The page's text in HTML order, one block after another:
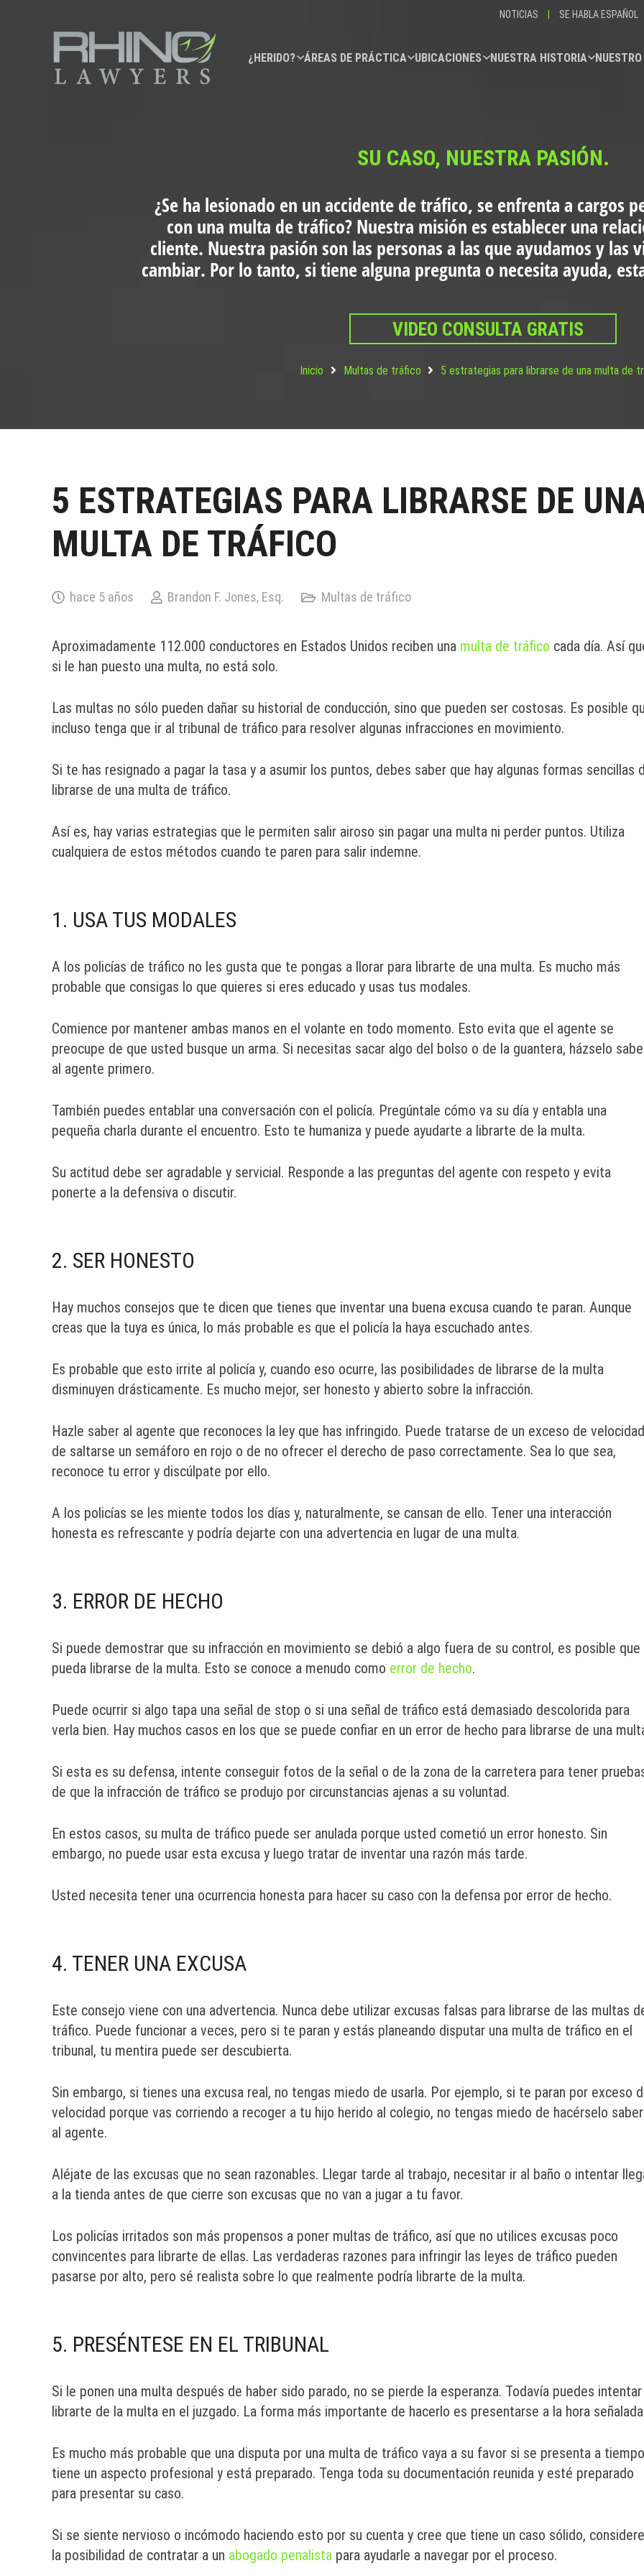
NOTICIAS | SE HABLA ESPAÑOL
¿HERIDO? ÁREAS DE PRÁCTICA UBICACIONES NUESTRA HISTORIA
SU CASO, NUESTRA PASIÓN.
¿Se ha lesionado en un accidente de tráfico, se enfrenta a cargos
con una multa de tráfico?Nuestra misión es establecer una
cliente. Nuestra pasión son las personas a las que ayudamos y las
cambiar. Por lo tanto, si tiene alguna pregunta o necesita ayuda,
VIDEO CONSULTA GRATIS
Inicio Multas de tráfico 5 estrategias para librarse de una multa de
5 ESTRATEGIAS PARA LIBRARSE DE
MULTA DE TRÁFICO
hace 5 años Brandon F. Jones, Esq. Multas de tráfico
Aproximadamente 112.000 conductores en Estados Unidos reciben una multa de tráfico cada día. Así
si le han puesto una multa, no está solo.
Las multas no sólo pueden dañar su historial de conducción, sino que pueden ser costosas. Es posible
incluso tenga que ir al tribunal de tráfico para resolver algunas infracciones en movimiento.
Si te has resignado a pagar la tasa y a asumir los puntos, debes saber que hay algunas formas sencillas
librarse de una multa de tráfico.
Así es, hay varias estrategias que le permiten salir airoso sin pagar una multa ni perder puntos. Utiliza
cualquiera de estos métodos cuando te paren para salir indemne.
1. USA TUS MODALES
A los policías de tráfico no les gusta que te pongas a llorar para librarte de una multa. Es mucho más
probable que consigas lo que quieres si eres educado y usas tus modales.
Comience por mantener ambas manos en el volante en todo momento. Esto evita que el agente se
preocupe de que usted busque un arma. Si necesitas sacar algo del bolso o de la guantera, házselo
al agente primero.
También puedes entablar una conversación con el policía. Pregúntale cómo va su día y entabla una
pequeña charla durante el encuentro. Esto te humaniza y puede ayudarte a librarte de la multa.
Su actitud debe ser agradable y servicial. Responde a las preguntas del agente con respeto y evita
ponerte a la defensiva o discutir.
2. SER HONESTO
Hay muchos consejos que te dicen que tienes que inventar una buena excusa cuando te paran. Aunque
creas que la tuya es única, lo más probable es que el policía la haya escuchado antes.
Es probable que esto irrite al policía y, cuando eso ocurre, las posibilidades de librarse de la multa
disminuyen drásticamente. Es mucho mejor, ser honesto y abierto sobre la infracción.
Hazle saber al agente que reconoces la ley que has infringido. Puede tratarse de un exceso de
de saltarse un semáforo en rojo o de no ofrecer el derecho de paso correctamente. Sea lo que sea,
reconoce tu error y discúlpate por ello.
A los policías se les miente todos los días y, naturalmente, se cansan de ello. Tener una interacción
honesta es refrescante y podría dejarte con una advertencia en lugar de una multa.
3. ERROR DE HECHO
Si puede demostrar que su infracción en movimiento se debió a algo fuera de su control, es posible que
pueda librarse de la multa. Esto se conoce a menudo como error de hecho.
Puede ocurrir si algo tapa una señal de stop o si una señal de tráfico está demasiado descolorida para
verla bien. Hay muchos casos en los que se puede confiar en un error de hecho para librarse de una
Si esta es su defensa, intente conseguir fotos de la señal o de la zona de la carretera para tener
de que la infracción de tráfico se produjo por circunstancias ajenas a su voluntad.
En estos casos, su multa de tráfico puede ser anulada porque usted cometió un error honesto. Sin
embargo, no puede usar esta excusa y luego tratar de inventar una razón más tarde.
Usted necesita tener una ocurrencia honesta para hacer su caso con la defensa por error de hecho.
4. TENER UNA EXCUSA
Este consejo viene con una advertencia. Nunca debe utilizar excusas falsas para librarse de las multas
tráfico. Puede funcionar a veces, pero si te paran y estás planeando disputar una multa de tráfico en el
tribunal, tu mentira puede ser descubierta.
Sin embargo, si tienes una excusa real, no tengas miedo de usarla. Por ejemplo, si te paran por exceso
velocidad porque vas corriendo a recoger a tu hijo herido al colegio, no tengas miedo de hacérselo saber
al agente.
Aléjate de las excusas que no sean razonables. Llegar tarde al trabajo, necesitar ir al baño o intentar
a la tienda antes de que cierre son excusas que no van a jugar a tu favor.
Los policías irritados son más propensos a poner multas de tráfico, así que no utilices excusas poco
convincentes para librarte de ellas. Las verdaderas razones para infringir las leyes de tráfico pueden
pasarse por alto, pero sé realista sobre lo que realmente podría librarte de la multa.
5. PRESÉNTESE EN EL TRIBUNAL
Si le ponen una multa después de haber sido parado, no se pierde la esperanza. Todavía puedes intentar
librarte de la multa en el juzgado. La forma más importante de hacerlo es presentarse a la hora
Es mucho más probable que una disputa por una multa de tráfico vaya a su favor si se presenta a
tiene un aspecto profesional y está preparado. Tenga toda su documentación reunida y esté preparado
para presentar su caso.
Si se siente nervioso o incómodo haciendo esto por su cuenta y cree que tiene un caso sólido, considere
la posibilidad de contratar a un abogado penalista para ayudarle a navegar por el proceso.